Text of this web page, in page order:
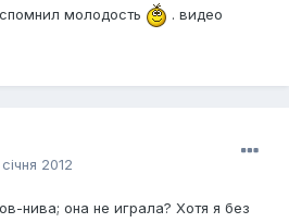
молодость
. видео
2012
нива; она не играла? Хотя я без